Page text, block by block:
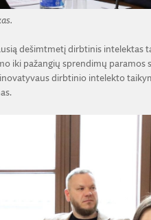
dešimtmetį dirbtinis intelektas
iki pažangių sprendimų
dirbtinio intelekto